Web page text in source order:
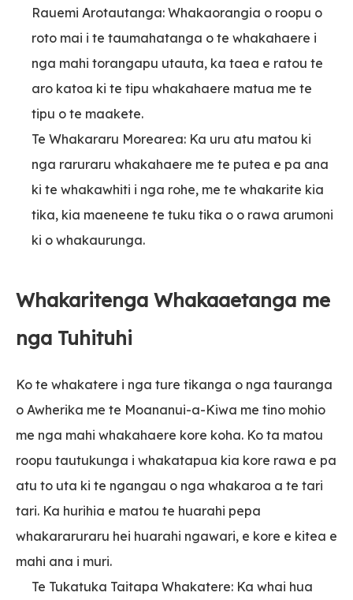
Rauemi Arotautanga: Whakaorangia o roopu o
roto mai i te taumahatanga o te whakahaere i
nga mahi torangapu utauta, ka taea e ratou te
aro katoa ki te tipu whakahaere matua me te
tipu o te maakete.
Te Whakararu Morearea: Ka uru atu matou ki
nga raruraru whakahaere me te putea e pa ana
ki te whakawhiti i nga rohe, me te whakarite kia
tika, kia maeneene te tuku tika o o rawa arumoni
ki o whakaurunga.
Whakaritenga Whakaaetanga me
nga Tuhituhi
Ko te whakatere i nga ture tikanga o nga tauranga
o Awherika me te Moananui-a-Kiwa me tino mohio
me nga mahi whakahaere kore koha. Ko ta matou
roopu tautukunga i whakatapua kia kore rawa e pa
atu to uta ki te ngangau o nga whakaroa a te tari
tari. Ka hurihia e matou te huarahi pepa
whakararuraru hei huarahi ngawari, e kore e kitea e
mahi ana i muri.
Te Tukatuka Taitapa Whakatere: Ka whai hua